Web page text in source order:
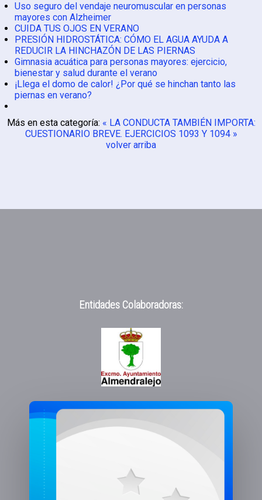
Uso seguro del vendaje neuromuscular en personas
mayores con Alzheimer
CUIDA TUS OJOS EN VERANO
PRESIÓN HIDROSTÁTICA: CÓMO EL AGUA AYUDA A
REDUCIR LA HINCHAZÓN DE LAS PIERNAS
Gimnasia acuática para personas mayores: ejercicio,
bienestar y salud durante el verano
¡Llega el domo de calor! ¿Por qué se hinchan tanto las
piernas en verano?
Más en esta categoría: « LA CONDUCTA TAMBIÉN IMPORTA:
CUESTIONARIO BREVE. EJERCICIOS 1093 Y 1094 »
volver arriba
Entidades Colaboradoras: